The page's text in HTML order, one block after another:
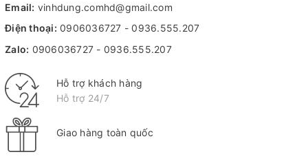
Email: vinhdung.comhd@gmail.com
Điện thoại: 0906036727 -0936.555.207
Zalo: 0906036727 - 0936.555.207
Hỗ trợ khách hàng
Hỗ trợ 24/7
Giao hàng toàn quốc